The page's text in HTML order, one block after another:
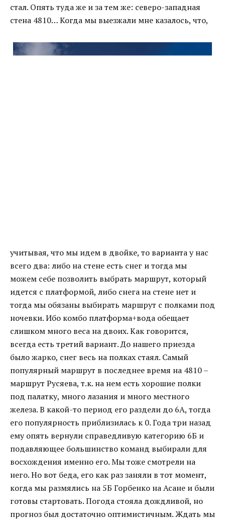
стал. Опять туда же и за тем же: северо-западная
стена 4810…Когда мы выезжали мне казалось, что,
учитывая, что мы идем в двойке, то варианта у нас
всего два: либо на стене есть снег и тогда мы
можем себе позволить выбрать маршрут, который
идется с платформой, либо снега на стене нет и
тогда мы обязаны выбирать маршрут с полками под
ночевки. Ибо комбо платформа+вода обещает
слишком много веса на двоих. Как говорится,
всегда есть третий вариант. До нашего приезда
было жарко, снег весь на полках стаял. Самый
популярный маршрут в последнее время на 4810 –
маршрут Русяева, т.к. на нем есть хорошие полки
под палатку, много лазания и много местного
железа. В какой-то период его раздели до 6А, тогда
его популярность приблизилась к 0. Года три назад
ему опять вернули справедливую категорию 6Б и
подавляющее большинство команд выбирали для
восхождения именно его. Мы тоже смотрели на
него. Но вот беда, его как раз заняли в тот момент,
когда мы размялись на 5Б Горбенко на Асане и были
готовы стартовать. Погода стояла дождливой, но
прогноз был достаточно оптимистичным. Ждать мы